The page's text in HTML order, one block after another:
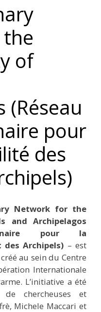
of
(Réseau
pour
des
Network for the
and Archipelagos
pour la
Archipels) – est
au sein du Centre
Internationale
L’initiative a été
chercheuses et
Michele Maccari et